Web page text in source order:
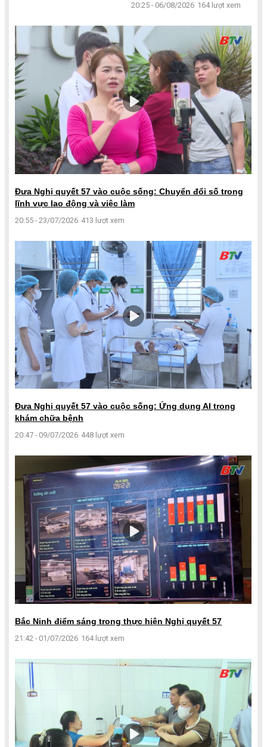
20:25 - 06/08/2026 164 lượt xem
Đưa Nghị quyết 57 vào cuộc sống: Chuyển đổi số trong
lĩnh vực lao động và việc làm
20:55 - 23/07/2026 413 lượt xem
Đưa Nghị quyết 57 vào cuộc sống: Ứng dụng AI trong
khám chữa bệnh
20:47 - 09/07/2026 448 lượt xem
Bắc Ninh điểm sáng trong thực hiện Nghị quyết 57
21:42 - 01/07/2026 164 lượt xem